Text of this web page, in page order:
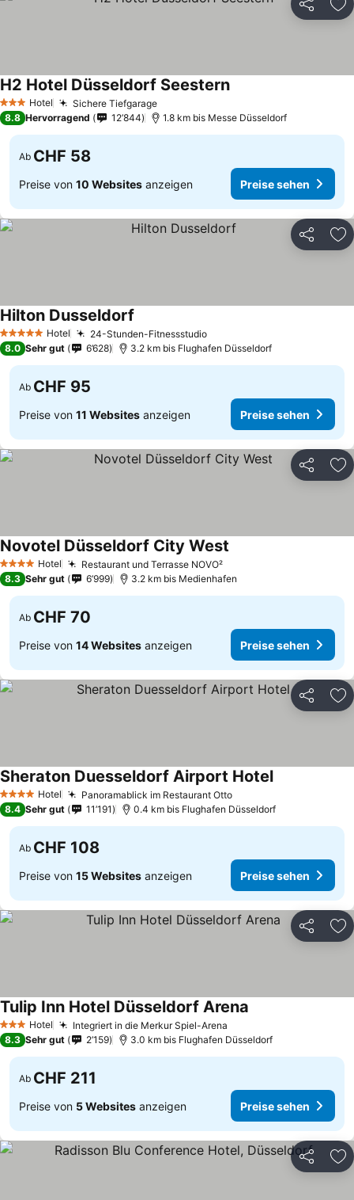
Teilen
3 SterneHotel Sichere Tiefgarage
H2 Hotel Düsseldorf Seestern
8.8 Hervorragend 12’844 1.8 km bis Messe Düsseldorf
Ab CHF 58
Preise von 10 Websites anzeigen Preise sehen
Teilen
5 Sterne Hotel 24-Stunden-Fitnessstudio
Hilton Dusseldorf
8.0 Sehr gut 6’628 3.2 km bis Flughafen Düsseldorf
Ab CHF 95
Preise von 11 Websites anzeigen Preise sehen
Teilen
4 Sterne Hotel Restaurant und Terrasse NOVO²
Novotel Düsseldorf City West
8.3 Sehr gut 6’999 3.2 km bis Medienhafen
Ab CHF 70
Preise von 14 Websites anzeigen Preise sehen
Teilen
4 Sterne Hotel Panoramablick im Restaurant Otto
Sheraton Duesseldorf Airport Hotel
8.4 Sehr gut 11’191 0.4 km bis Flughafen Düsseldorf
Ab CHF 108
Preise von 15 Websites anzeigen Preise sehen
Teilen
3 SterneHotel Integriert in die Merkur Spiel-Arena
Tulip Inn Hotel Düsseldorf Arena
8.3 Sehr gut 2’159 3.0 km bis Flughafen Düsseldorf
Ab CHF 211
Preise von 5 Websites anzeigen Preise sehen
Teilen